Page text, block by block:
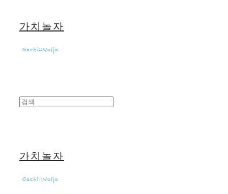
가치놀자
가치놀자